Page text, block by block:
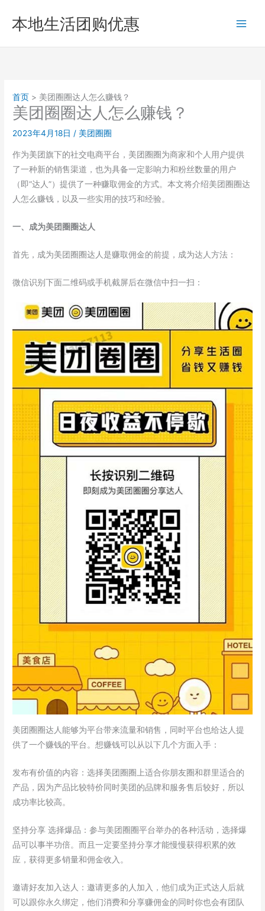
本地生活团购优惠
首页 美团圈圈达人怎么赚钱？
美团圈圈达人怎么赚钱？
2023年4月18日/ 美团圈圈
作为美团旗下的社交电商平台，美团圈圈为商家和个人用户提供
了一种新的销售渠道，也为具备一定影响力和粉丝数量的用户
（即“达人”）提供了一种赚取佣金的方式。本文将介绍美团圈圈达
人怎么赚钱，以及一些实用的技巧和经验。
一、成为美团圈圈达人
首先，成为美团圈圈达人是赚取佣金的前提，成为达人方法：
微信识别下面二维码或手机截屏后在微信中扫一扫：
美团圈圈达人能够为平台带来流量和销售，同时平台也给达人提
供了一个赚钱的平台。想赚钱可以从以下几个方面入手：
发布有价值的内容：选择美团圈圈上适合你朋友圈和群里适合的
产品，因为产品比较特价同时美团的品牌和服务售后较好，所以
成功率比较高。
坚持分享 选择爆品：参与美团圈圈平台举办的各种活动，选择爆
品可以事半功倍。而且一定要坚持分享才能慢慢获得积累的效
应，获得更多销量和佣金收入。
邀请好友加入达人：邀请更多的人加入，他们成为正式达人后就
可以跟你永久绑定，他们消费和分享赚佣金的同时你也会有团队